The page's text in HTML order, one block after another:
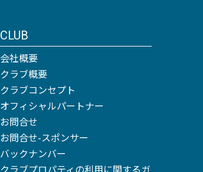
CLUB
会社概要
クラブ概要
クラブコンセプト
オフィシャルパートナー
お問合せ
お問合せ-スポンサー
バックナンバー
クラブプロパティの利用に関するガ